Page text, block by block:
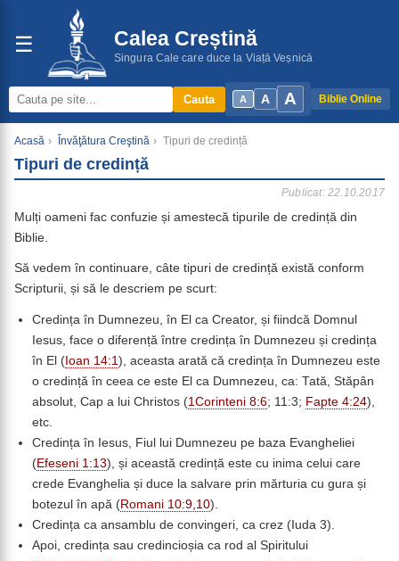
☰ Calea Creștină
Singura Cale care duce la Viață Veșnică
A A A Biblie Online
Cauta
Acasă › Învăţătura Creştină › Tipuri de credință
Tipuri de credință
Publicat: 22.10.2017
Mulți oameni fac confuzie și amestecă tipurile de credință din
Biblie.
Să vedem în continuare, câte tipuri de credință există conform
Scripturii, și să le descriem pe scurt:
Credința în Dumnezeu, în El ca Creator, și fiindcă Domnul
Iesus, face o diferență între credința în Dumnezeu și credința
în El ( Ioan 14:1), aceasta arată că credința în Dumnezeu este
o credință în ceea ce este El ca Dumnezeu, ca: Tată, Stăpân
absolut, Cap a lui Christos (1Corinteni 8:6; 11:3; Fapte 4:24),
etc.
Credința în Iesus, Fiul lui Dumnezeu pe baza Evangheliei
(Efeseni 1:13), și această credință este cu inima celui care
crede Evanghelia și duce la salvare prin mărturia cu gura și
botezul în apă (Romani 10:9,10).
Credința ca ansamblu de convingeri, ca crez (Iuda 3).
Apoi, credința sau credincioșia ca rod al Spiritului